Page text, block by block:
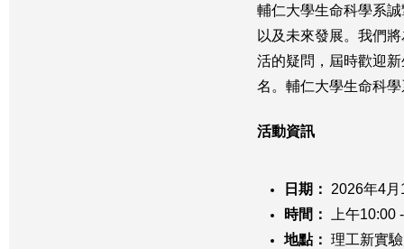
輔仁大學生命科學系
以及未來發展。我們
活的疑問，屆時歡迎
名。輔仁大學生命科
活動資訊
日期：
2026年4
時間：
上午10:00
地點： 理工新實